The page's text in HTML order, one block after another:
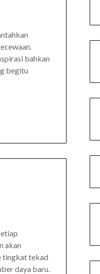
bahkan
begitu
akan
tingkat tekad
daya baru.